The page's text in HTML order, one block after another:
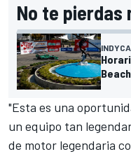
No te pierdas
"Esta es una
un equipo tan
de motor legendaria